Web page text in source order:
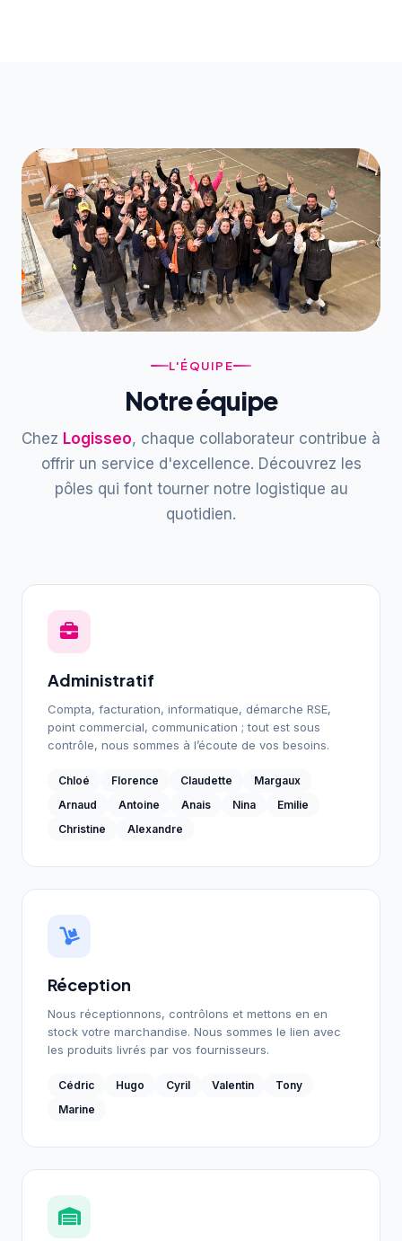
L'ÉQUIPE
Notre équipe
Chez Logisseo, chaque collaborateur contribue à
offrir un service d'excellence. Découvrez les
pôles qui font tourner notre logistique au
quotidien.
Administratif
Compta, facturation, informatique, démarche RSE,
point commercial, communication ; tout est sous
contrôle, nous sommes à l’écoute de vos besoins.
Chloé Florence Claudette
Margaux
Arnaud
Antoine Anais Nina
Emilie
Christine
Alexandre
Réception
Nous réceptionnons, contrôlons et mettons en en
stock votre marchandise. Nous sommes le lien avec
les produits livrés par vos fournisseurs.
Cédric Hugo Cyril Valentin
Tony
Marine